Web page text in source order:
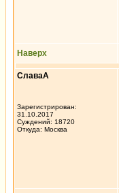
Наверх
СлаваА
Зарегистрирован:
31.10.2017
Суждений: 18720
Откуда: Москва